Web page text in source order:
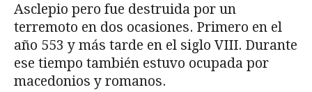
Asclepio pero fue destruida por un
terremoto en dos ocasiones. Primero en el
año 553 y más tarde en el siglo VIII. Durante
ese tiempo también estuvo ocupada por
macedonios y romanos.